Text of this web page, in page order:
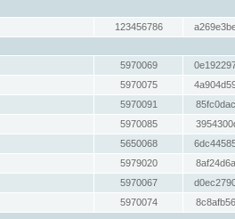
123456786
5970069
5970075
5970091
5970085
5650068
5979020
5970067
5970074